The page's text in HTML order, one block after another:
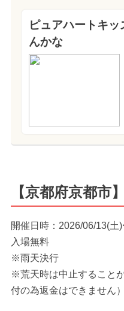
ピュアハートキ
んかな
【京都府京都市
開催日時：2026/06/13(土
入場無料
※雨天決行
※荒天時は中止すること
付の為返金はできません）